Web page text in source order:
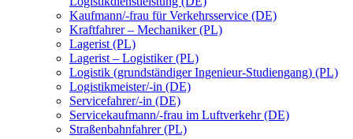
Kaufmann/-frau für Verkehrsservice (DE)
Kraftfahrer – Mechaniker (PL)
Lagerist (PL)
Lagerist – Logistiker (PL)
Logistik (grundständiger Ingenieur-Studiengang) (PL)
Logistikmeister/-in (DE)
Servicefahrer/-in (DE)
Servicekaufmann/-frau im Luftverkehr (DE)
Straßenbahnfahrer (PL)